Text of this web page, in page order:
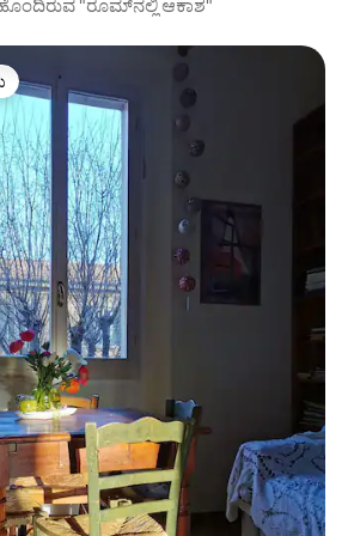
"ರೂಮ್‌ನಲ್ಲಿ ಆಕಾಶ"